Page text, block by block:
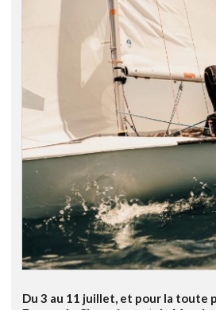
Du 3 au 11 juillet, et pour la toute